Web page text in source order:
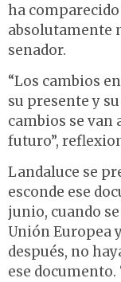
ha
absolutamente
senador.
“Los cambios
su presente y
cambios se
futuro”,
Landaluce se
esconde ese
junio, cuando
Unión Europea
después, no
ese documento.